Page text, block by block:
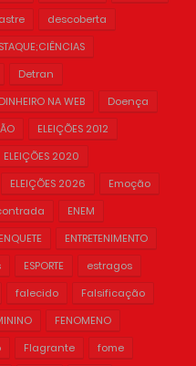
descoberta
Detran
DINHEIRO NA WEB
Doença
ELEIÇÕES 2012
ELEIÇÕES 2020
ELEIÇÕES 2026
Emoção
ENEM
ENQUETE
ENTRETENIMENTO
ESPORTE
estragos
falecido
Falsificação
FENOMENO
Flagrante
fome